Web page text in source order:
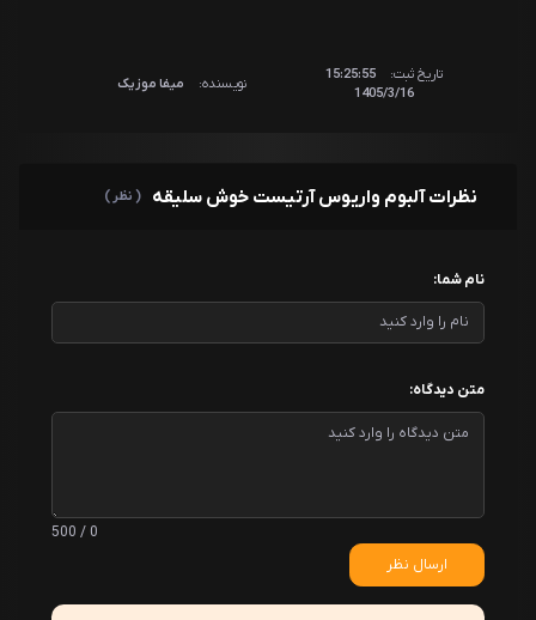
تاریخ ثبت:
15:25:55
1405/3/16
نویسنده: میفا موزیک
نظرات آلبوم واریوس آرتیست خوش سلیقه ( نظر )
نام شما:
متن دیدگاه:
0 / 500
ارسال نظر